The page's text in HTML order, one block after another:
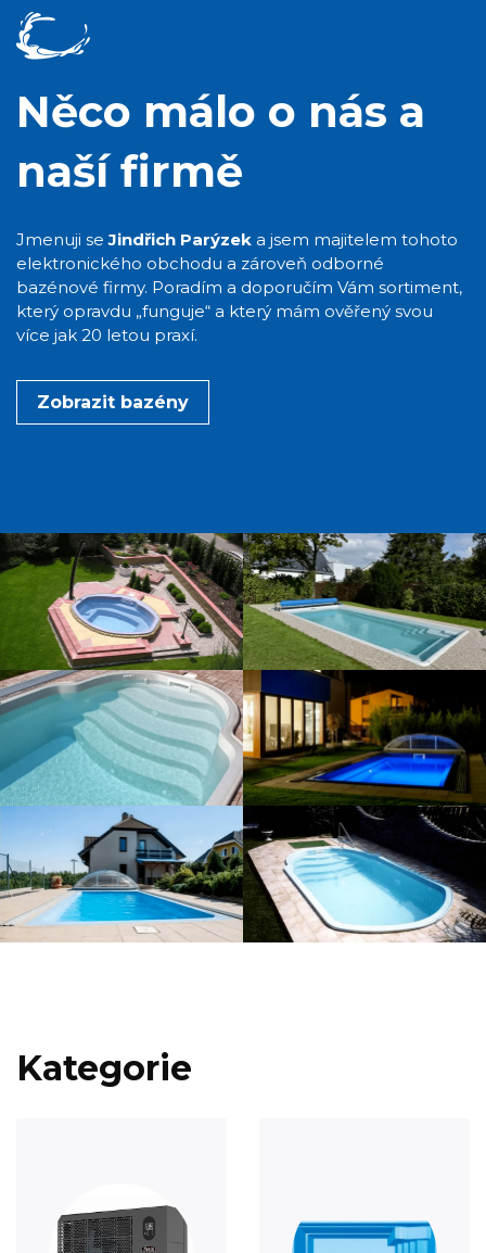
Něco málo o nás a
naší firmě
Jmenuji seJindřich Parýzek a jsem majitelem tohoto
elektronického obchodu a zároveň odborné
bazénové firmy. Poradím a doporučím Vám sortiment,
který opravdu „funguje“ a který mám ověřený svou
více jak 20 letou praxí.
Zobrazit bazény
Kategorie